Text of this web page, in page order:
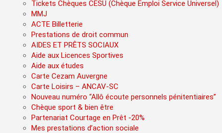
Tickets Chèques CESU (Chèque Emploi Service Universel)
MMJ
ACTE Billetterie
Prestations de droit commun
AIDES ET PRÊTS SOCIAUX
Aide aux Licences Sportives
Aide aux études
Carte Cezam Auvergne
Carte Loisirs – ANCAV-SC
Nouveau numéro “Allô écoute personnels pénitentiaires”
Chèque sport & bien être
Partenariat Courtage en Prêt -20%
Mes prestations d’action sociale